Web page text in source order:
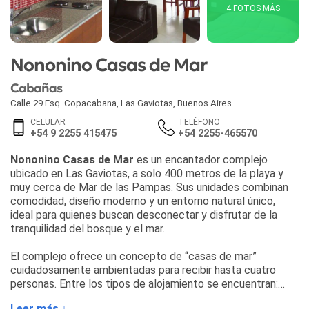
4 FOTOS MÁS
Nononino Casas de Mar
Cabañas
Calle 29 Esq. Copacabana Las Gaviotas Buenos Aires
CELULAR
+54 9 2255 415475
TELÉFONO
+54 2255-465570
Nononino Casas de Mar es un encantador complejo
ubicado en Las Gaviotas, a solo 400 metros de la playa y
muy cerca de Mar de las Pampas. Sus unidades combinan
comodidad, diseño moderno y un entorno natural único,
ideal para quienes buscan desconectar y disfrutar de la
tranquilidad del bosque y el mar.
El complejo ofrece un concepto de “casas de mar”
cuidadosamente ambientadas para recibir hasta cuatro
personas. Entre los tipos de alojamiento se encuentran: